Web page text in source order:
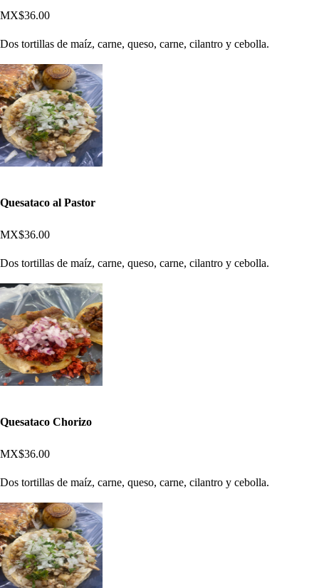
MX$36.00
Dos tortillas de maíz, carne, queso, carne, cilantro y cebolla.
Quesataco al Pastor
MX$36.00
Dos tortillas de maíz, carne, queso, carne, cilantro y cebolla.
Quesataco Chorizo
MX$36.00
Dos tortillas de maíz, carne, queso, carne, cilantro y cebolla.